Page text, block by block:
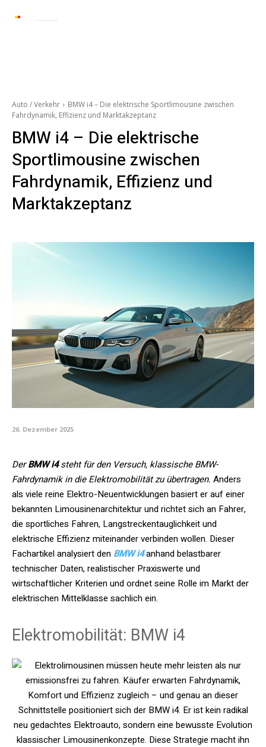
Auto / Verkehr
BMW i4 – Die elektrische Sportlimousine zwischen
Fahrdynamik, Effizienz und Marktakzeptanz
BMW i4 – Die elektrische
Sportlimousine zwischen
Fahrdynamik, Effizienz und
Marktakzeptanz
26. Dezember 2025
DerBMW i4steht für den Versuch, klassische BMW-
Fahrdynamik in die Elektromobilität zu übertragen. Anders
als viele reine Elektro-Neuentwicklungen basiert er auf einer
bekannten Limousinenarchitektur und richtet sich an Fahrer,
die sportliches Fahren, Langstreckentauglichkeit und
elektrische Effizienz miteinander verbinden wollen. Dieser
Fachartikel analysiert den BMW i4anhand belastbarer
technischer Daten, realistischer Praxiswerte und
wirtschaftlicher Kriterien und ordnet seine Rolle im Markt der
elektrischen Mittelklasse sachlich ein.
Elektromobilität: BMW i4